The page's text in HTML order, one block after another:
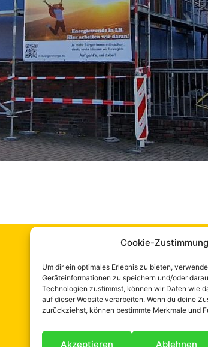
Cookie-
Um dir ein optimales Erlebnis zu bieten,
Geräteinformationen zu speichern und/oder
Technologien zustimmst, können wir Daten wie
auf dieser Website verarbeiten. Wenn du deine
zurückziehst, können bestimmte Merkmale und
Akzeptieren Ablehnen
Links
Startseite
Über uns
Ziele
Aktuelles